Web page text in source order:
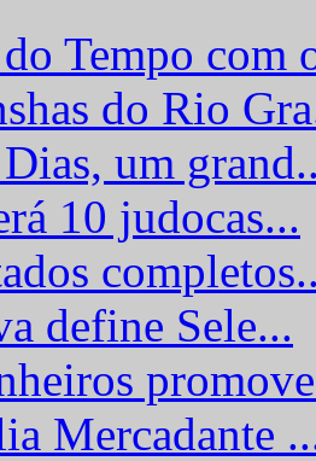
Tempo com
do Rio
um
10 judocas...
define Sele...
Mercadante